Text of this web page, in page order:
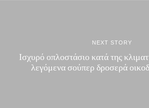
NEXT STORY
Ισχυρό οπλοστάσιο κατά της
λεγόμενα σούπερ δροσερά